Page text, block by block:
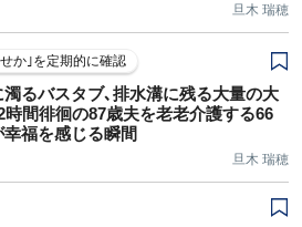
旦木 瑞穂
か｣を定期的に確認
濁るバスタブ､排水溝に残る大量の大
間徘徊の87歳夫を老老介護する66
幸福を感じる瞬間
旦木 瑞穂